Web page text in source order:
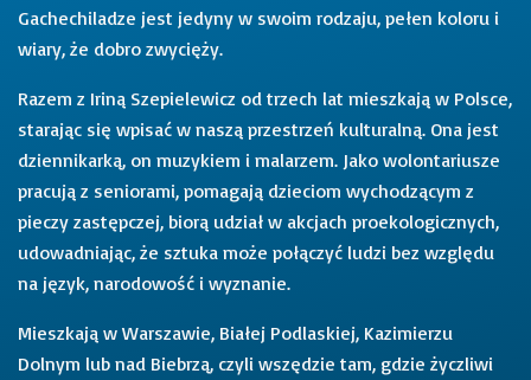
Gachechiladze jest jedyny w swoim rodzaju, pełen koloru i
wiary, że dobro zwycięży.
Razem z Iriną Szepielewicz od trzech lat mieszkają w Polsce,
starając się wpisać w naszą przestrzeń kulturalną. Ona jest
dziennikarką, on muzykiem i malarzem. Jako wolontariusze
pracują z seniorami, pomagają dzieciom wychodzącym z
pieczy zastępczej, biorą udział w akcjach proekologicznych,
udowadniając, że sztuka może połączyć ludzi bez względu
na język, narodowość i wyznanie.
Mieszkają w Warszawie, Białej Podlaskiej, Kazimierzu
Dolnym lub nad Biebrzą, czyli wszędzie tam, gdzie życzliwi